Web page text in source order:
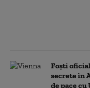
Foști
secrete în
de pace